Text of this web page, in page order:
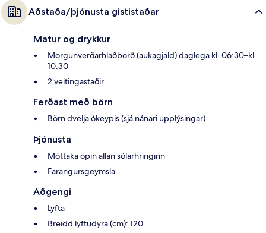
Aðstaða/þjónusta gististaðar
Matur og drykkur
Morgunverðarhlaðborð (aukagjald) daglega kl. 06:30–kl.
10:30
2 veitingastaðir
Ferðast með börn
Börn dvelja ókeypis (sjá nánari upplýsingar)
Þjónusta
Móttaka opin allan sólarhringinn
Farangursgeymsla
Aðgengi
Lyfta
Breidd lyftudyra (cm): 120